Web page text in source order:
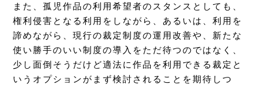
また、孤児作品の利用希望者のスタンスとしても、
権利侵害となる利用をしながら、あるいは、利用を
諦めながら、現行の裁定制度の運用改善や、新たな
使い勝手のいい制度の導入をただ待つのではなく、
少し面倒そうだけど適法に作品を利用できる裁定と
いうオプションがまず検討されることを期待しつ